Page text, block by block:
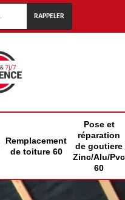
Remplacement
de toiture 60
Pose et
réparation
de goutiere
Zinc/Alu/Pvc
60